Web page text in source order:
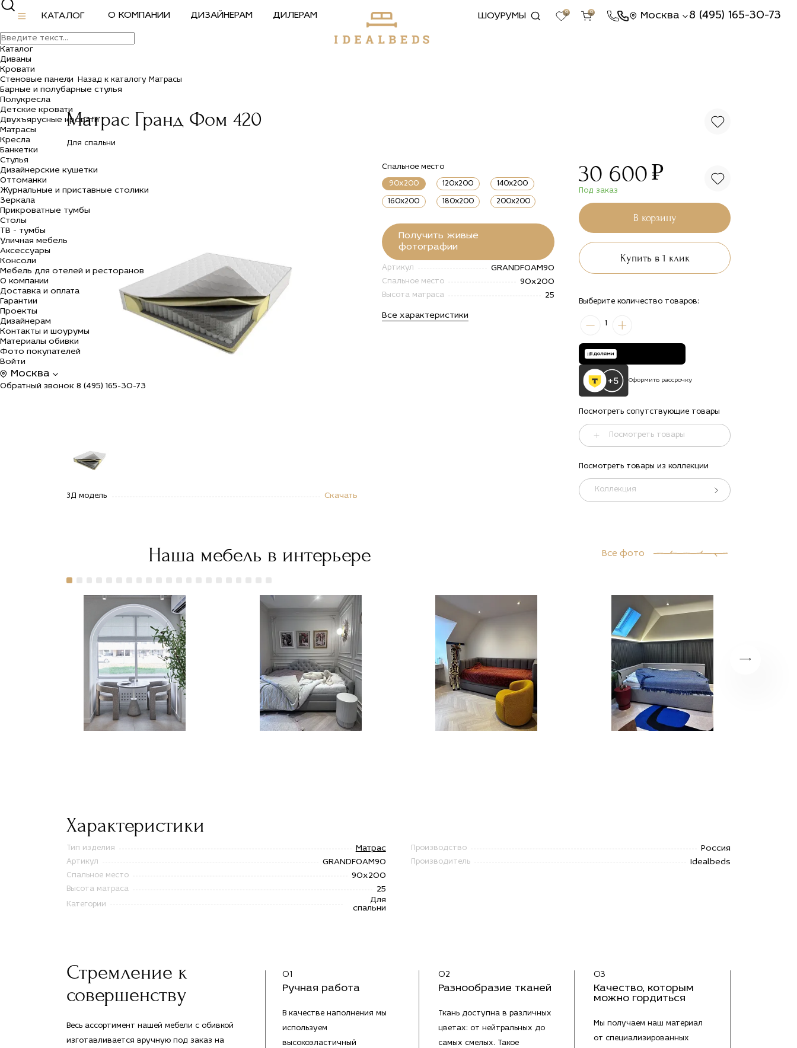
КАТАЛОГ О КОМПАНИИ ДИЗАЙНЕРАМ ДИЛЕРАМ ШОУРУМЫ 0 0 Москва 8 (495) 165-30-73
Каталог
Диваны
Кровати
Стеновые панели
Барные и полубарные стулья
Полукресла
Детские кровати
Двухъярусные кровати
Матрасы
Кресла
Банкетки
Стулья
Дизайнерские кушетки
Оттоманки
Журнальные и приставные столики
Зеркала
Прикроватные тумбы
Столы
ТВ - тумбы
Уличная мебель
Аксессуары
Консоли
Мебель для отелей и ресторанов
О компании
Доставка и оплата
Гарантии
Проекты
Дизайнерам
Контакты и шоурумы
Материалы обивки
Фото покупателей
Войти
Москва
Обратный звонок 8 (495) 165-30-73
Назад к каталогу Матрасы
Матрас Гранд Фом 420
Для спальни
Матрас
Гранд Фом
доставкой
в Москве">
3Д модель Скачать
Спальное место
90х200 120x200 140x200
160x200 180x200 200x200
Получить живые
фотографии
Артикул GRANDFOAM90
Спальное место 90х200
Высота матраса 25
Все характеристики
30 600₽
Под заказ
В корзину
Купить в 1 клик
Выберите количество товаров:
1
Оформить рассрочку
Посмотреть сопутствующие товары
Посмотреть товары
Посмотреть товары из коллекции
Коллекция
Наша мебель в интерьере Все фото
Характеристики
Тип изделия Матрас
Артикул GRANDFOAM90
Спальное место 90х200
Высота матраса 25
Категории
Для
спальни
Производство Россия
Производитель Idealbeds
Стремление к
совершенству
Весь ассортимент нашей мебели с обивкой
изготавливается вручную под заказ на
01
Ручная работа
В качестве наполнения мы
используем
высокоэластичный
02
Разнообразие тканей
Ткань доступна в различных
цветах: от нейтральных до
самых смелых. Такое
03
Качество, которым
можно гордиться
Мы получаем наш материал
от специализированных